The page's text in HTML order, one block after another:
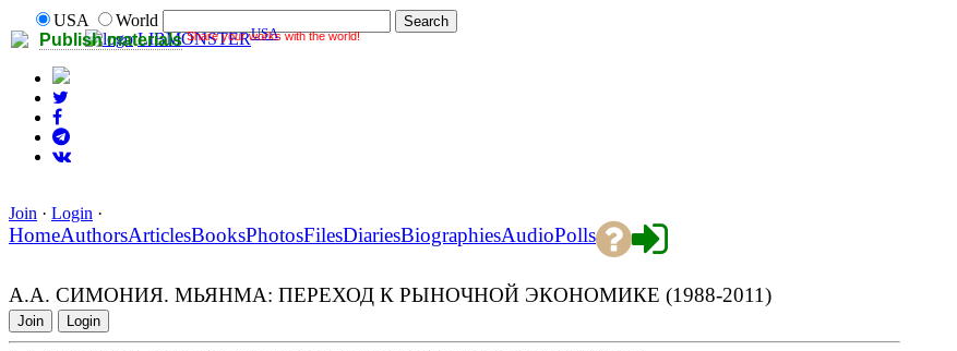
Publish materials Share your works with the world!
USA
World
LIBMONSTERUSA
Join · Login ·
HomeAuthorsArticlesBooksPhotosFilesDiariesBiographiesAudioPolls
А.А. СИМОНИЯ. МЬЯНМА: ПЕРЕХОД К РЫНОЧНОЙ ЭКОНОМИКЕ (1988-2011)
Join Login